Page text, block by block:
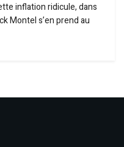
inflation ridicule, dans
Montel s’en prend au